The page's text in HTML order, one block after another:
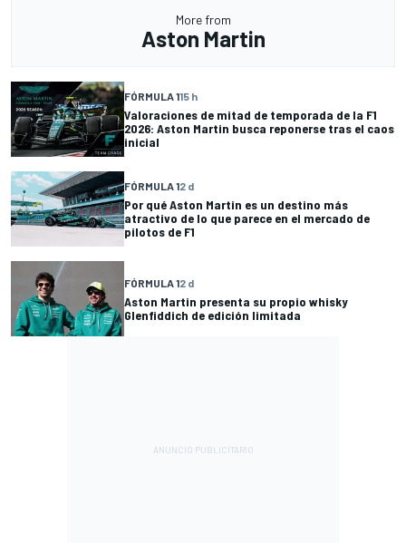
More from
Aston Martin
FÓRMULA 115 h
Valoraciones de mitad de temporada de la F1
2026: Aston Martin busca reponerse tras el caos
inicial
FÓRMULA 12 d
Por qué Aston Martin es un destino más
atractivo de lo que parece en el mercado de
pilotos de F1
FÓRMULA 12 d
Aston Martin presenta su propio whisky
Glenfiddich de edición limitada